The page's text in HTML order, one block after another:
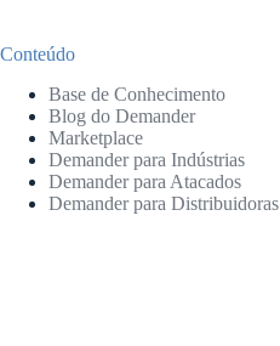
Conteúdo
Base de Conhecimento
Blog do Demander
Marketplace
Demander para Indústrias
Demander para Atacados
Demander para Distribuidoras